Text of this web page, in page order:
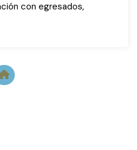
con egresados,